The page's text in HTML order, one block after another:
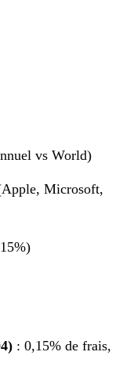
vs World)
Microsoft,
: 0,15% de frais,